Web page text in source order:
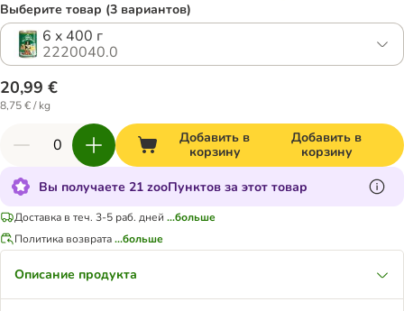
Выберите товар (3 вариантов)
6 x 400 г
2220040.0
20,99 €
8,75 € / kg
Добавить в
корзину
Добавить в
корзину
Вы получаете 21 zooПунктов за этот товар
Доставка в теч. 3-5 раб. дней ...больше
Политика возврата...больше
Описание продукта